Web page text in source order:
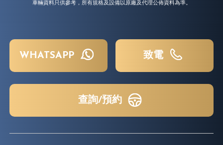
車輛資料只供參考，所有規格及設備以原廠及代理公佈資料為準。
WHATSAPP 致電
查詢/預約